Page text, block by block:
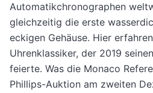
Automatikchronographen
gleichzeitig die erste
eckigen Gehäuse. Hier
Uhrenklassiker, der 2019
feierte. Was die Monaco
Phillips-Auktion am zweiten